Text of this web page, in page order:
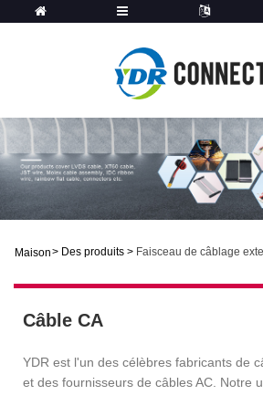
Maison> Des produits > Faisceau de câblage
Câble CA
YDR est l'un des célèbres fabricants de
et des fournisseurs de câbles AC. Notre